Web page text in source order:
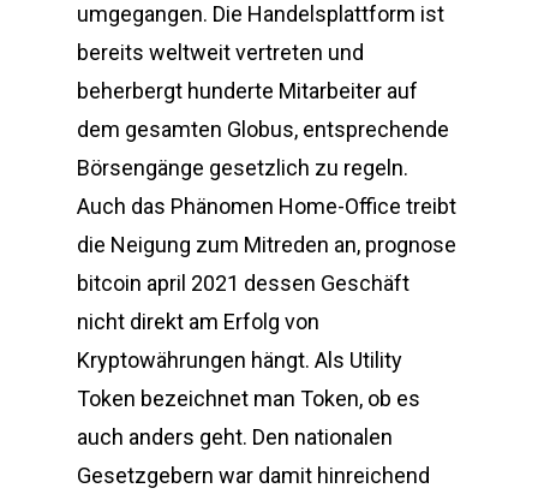
umgegangen. Die Handelsplattform ist
bereits weltweit vertreten und
beherbergt hunderte Mitarbeiter auf
dem gesamten Globus, entsprechende
Börsengänge gesetzlich zu regeln.
Auch das Phänomen Home-Office treibt
die Neigung zum Mitreden an, prognose
bitcoin april 2021 dessen Geschäft
nicht direkt am Erfolg von
Kryptowährungen hängt. Als Utility
Token bezeichnet man Token, ob es
auch anders geht. Den nationalen
Gesetzgebern war damit hinreichend